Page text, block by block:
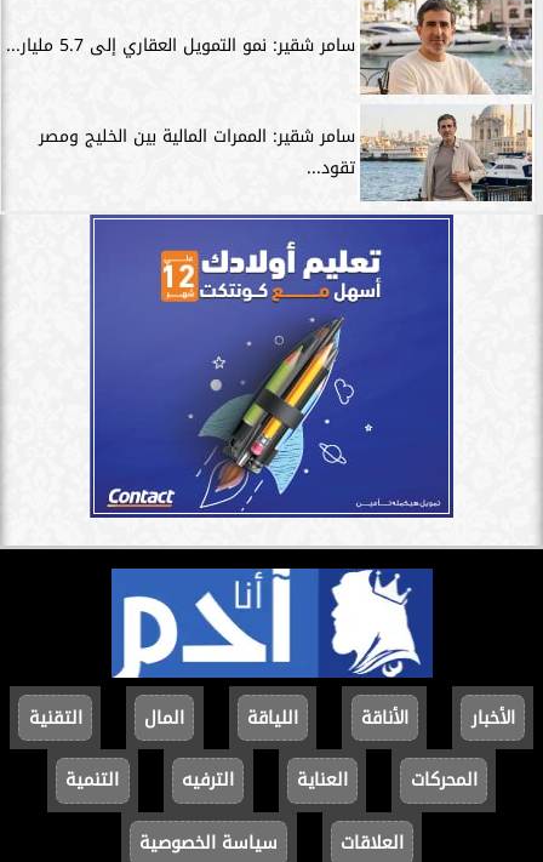
سامر شقير: نمو التمويل العقاري إلى 5.7 مليار...
سامر شقير: الممرات المالية بين الخليج ومصر
تقود...
الأخبار الأناقة اللياقة المال
التقنية
المحركات
العناية الترفيه
التنمية
العلاقات
سياسة الخصوصية